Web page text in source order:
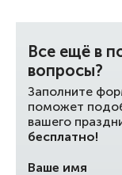
Все ещё в
вопросы?
Заполните
поможет
вашего
бесплатно!
Ваше имя